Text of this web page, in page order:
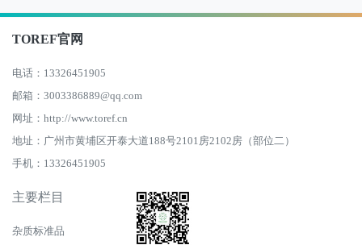
TOREF官网
电话：13326451905
邮箱：3003386889@qq.com
网址：http://www.toref.cn
地址：广州市黄埔区开泰大道188号2101房2102房（部位二）
手机：13326451905
主要栏目
杂质标准品